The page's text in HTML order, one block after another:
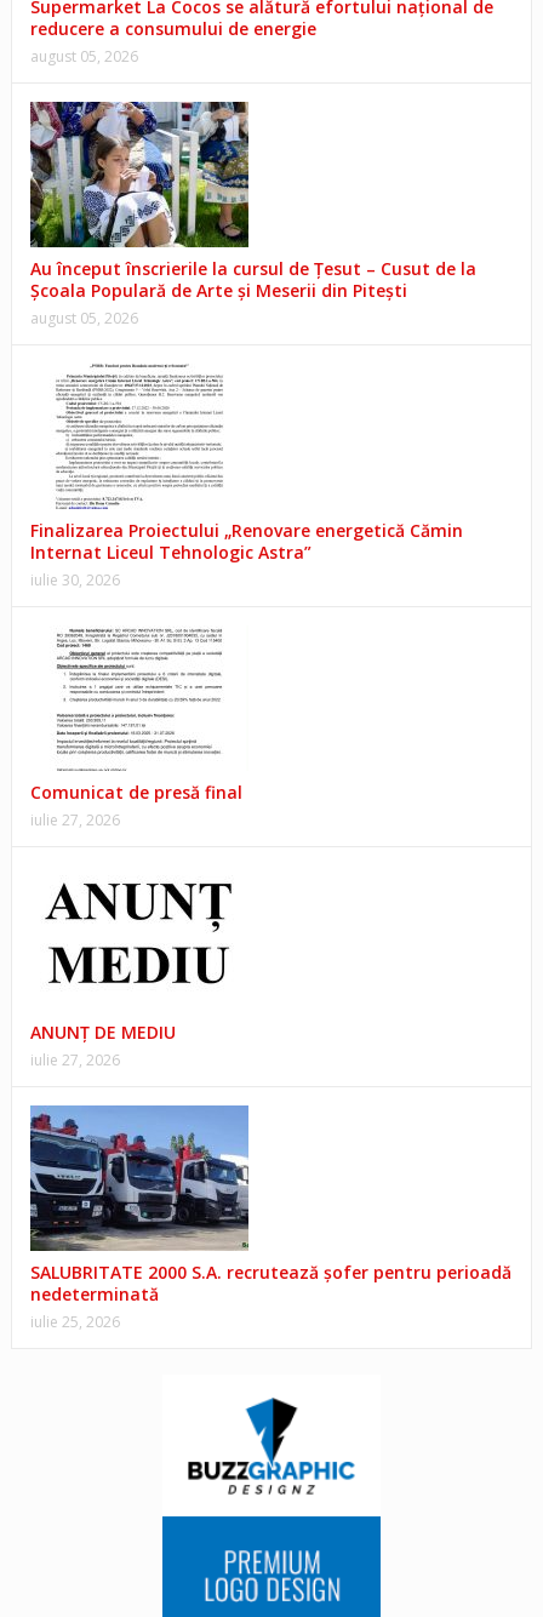
Supermarket La Cocos se alătură efortului național de
reducere a consumului de energie
august 05, 2026
Au început înscrierile la cursul de Țesut – Cusut de la
Școala Populară de Arte și Meserii din Pitești
august 05, 2026
Finalizarea Proiectului „Renovare energetică Cămin
Internat Liceul Tehnologic Astra”
iulie 30, 2026
Comunicat de presă final
iulie 27, 2026
ANUNŢ DE MEDIU
iulie 27, 2026
SALUBRITATE 2000 S.A. recrutează șofer pentru perioadă
nedeterminată
iulie 25, 2026